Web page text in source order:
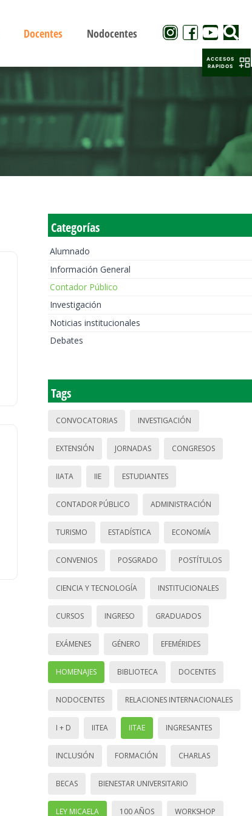
Docentes Nodocentes
Categorías
Alumnado
Información General
Contador Público
Investigación
Noticias institucionales
Debates
Tags
CONVOCATORIAS INVESTIGACIÓN
EXTENSIÓN JORNADAS CONGRESOS
IIATA IIE ESTUDIANTES
CONTADOR PÚBLICO ADMINISTRACIÓN
TURISMO ESTADÍSTICA ECONOMÍA
CONVENIOS POSGRADO POSTÍTULOS
CIENCIA Y TECNOLOGÍA INSTITUCIONALES
CURSOS INGRESO GRADUADOS
EXÁMENES GÉNERO EFEMÉRIDES
HOMENAJES BIBLIOTECA DOCENTES
NODOCENTES RELACIONES INTERNACIONALES
I + D IITEA IITAE INGRESANTES
INCLUSIÓN FORMACIÓN CHARLAS
BECAS BIENESTAR UNIVERSITARIO
LEY MICAELA 100 AÑOS WORKSHOP
ACCESOS
RAPIDOS